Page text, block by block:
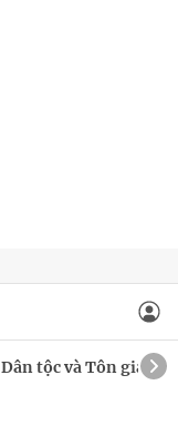
Dân tộc và Tôn giáo